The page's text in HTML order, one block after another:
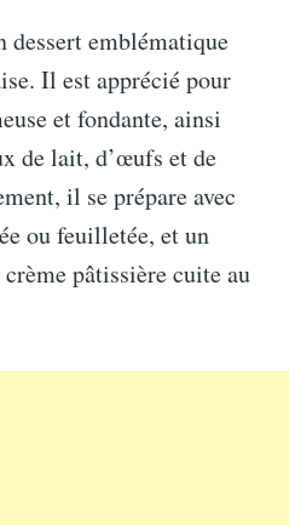
dessert emblématique
Il est apprécié pour
et fondante, ainsi
de lait, d’œufs et de
il se prépare avec
ou feuilletée, et un
pâtissière cuite au